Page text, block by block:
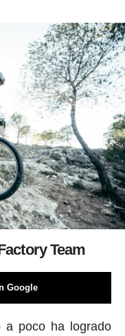
Team
Google
a poco ha logrado